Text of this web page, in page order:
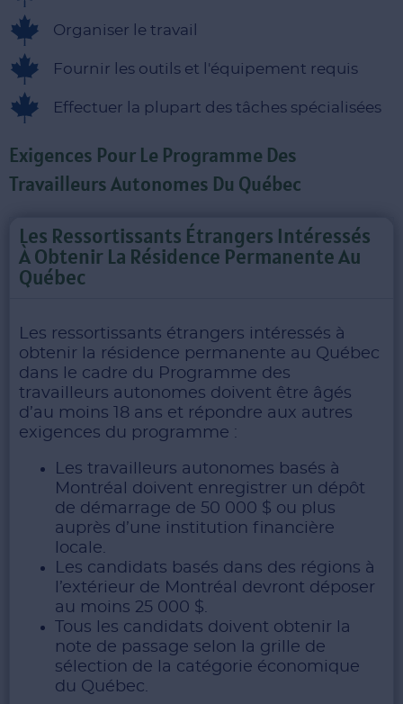
Organiser le travail
Fournir les outils et l'équipement requis
Effectuer la plupart des tâches spécialisées
Exigences Pour Le Programme Des
Travailleurs Autonomes Du Québec
Les Ressortissants Étrangers Intéressés
À Obtenir La Résidence Permanente Au
Québec
Les ressortissants étrangers intéressés à
obtenir la résidence permanente au Québec
dans le cadre du Programme des
travailleurs autonomes doivent être âgés
d’au moins 18 ans et répondre aux autres
exigences du programme :
Les travailleurs autonomes basés à
Montréal doivent enregistrer un dépôt
de démarrage de 50 000 $ ou plus
auprès d’une institution financière
locale.
Les candidats basés dans des régions à
l’extérieur de Montréal devront déposer
au moins 25 000 $.
Tous les candidats doivent obtenir la
note de passage selon la grille de
sélection de la catégorie économique
du Québec.